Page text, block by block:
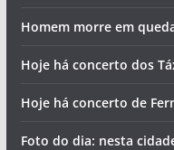
Homem morre em
Hoje há concerto dos
Hoje há concerto de
Foto do dia: nesta